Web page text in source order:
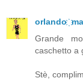
orlando ҉
Grande
caschetto a
Stè,